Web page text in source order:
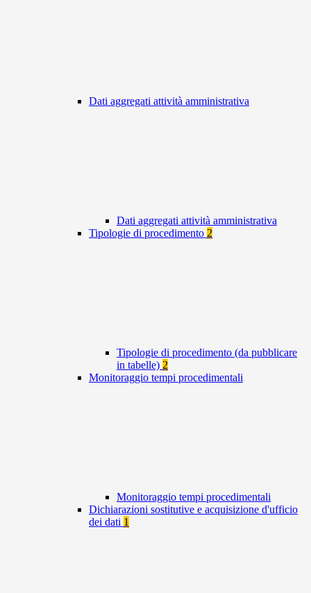
Dati aggregati attività amministrativa
Dati aggregati attività amministrativa
Tipologie di procedimento 2
Tipologie di procedimento (da pubblicare
in tabelle) 2
Monitoraggio tempi procedimentali
Monitoraggio tempi procedimentali
Dichiarazioni sostitutive e acquisizione d'ufficio
dei dati 1